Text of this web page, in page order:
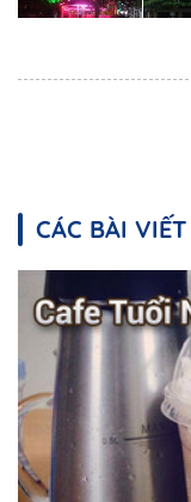
CÁC BÀI